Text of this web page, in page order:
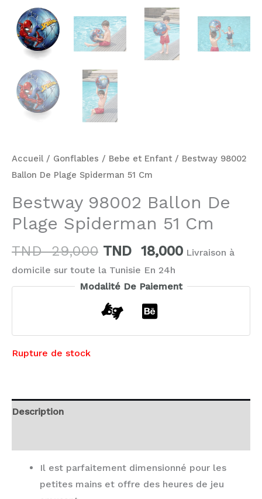
Accueil / Gonflables / Bebe et Enfant / Bestway 98002
Ballon De Plage Spiderman 51 Cm
Bestway 98002 Ballon De
Plage Spiderman 51 Cm
TND29,000 TND 18,000 Livraison à
domicile sur toute la Tunisie En 24h
Modalité De Paiement
Rupture de stock
Description
Il est parfaitement dimensionné pour les
petites mains et offre des heures de jeu